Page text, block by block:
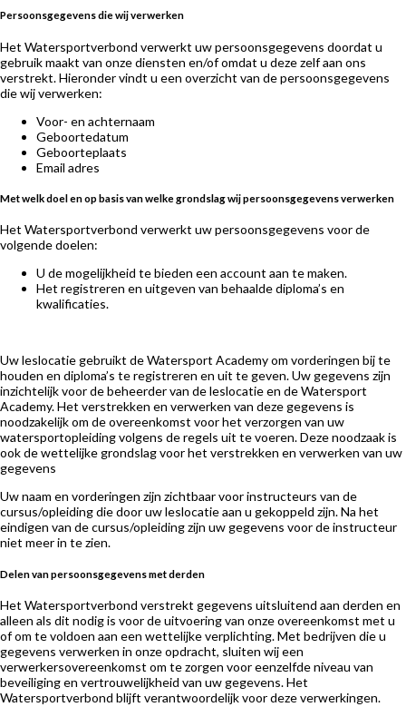
Persoonsgegevens die wij verwerken
Het Watersportverbond verwerkt uw persoonsgegevens doordat u
gebruik maakt van onze diensten en/of omdat u deze zelf aan ons
verstrekt. Hieronder vindt u een overzicht van de persoonsgegevens
die wij verwerken:
Voor- en achternaam
Geboortedatum
Geboorteplaats
Email adres
Met welk doel en op basis van welke grondslag wij persoonsgegevens verwerken
Het Watersportverbond verwerkt uw persoonsgegevens voor de
volgende doelen:
U de mogelijkheid te bieden een account aan te maken.
Het registreren en uitgeven van behaalde diploma’s en
kwalificaties.
Uw leslocatie gebruikt de Watersport Academy om vorderingen bij te
houden en diploma’s te registreren en uit te geven. Uw gegevens zijn
inzichtelijk voor de beheerder van de leslocatie en de Watersport
Academy. Het verstrekken en verwerken van deze gegevens is
noodzakelijk om de overeenkomst voor het verzorgen van uw
watersportopleiding volgens de regels uit te voeren. Deze noodzaak is
ook de wettelijke grondslag voor het verstrekken en verwerken van uw
gegevens
Uw naam en vorderingen zijn zichtbaar voor instructeurs van de
cursus/opleiding die door uw leslocatie aan u gekoppeld zijn. Na het
eindigen van de cursus/opleiding zijn uw gegevens voor de instructeur
niet meer in te zien.
Delen van persoonsgegevens met derden
Het Watersportverbond verstrekt gegevens uitsluitend aan derden en
alleen als dit nodig is voor de uitvoering van onze overeenkomst met u
of om te voldoen aan een wettelijke verplichting. Met bedrijven die u
gegevens verwerken in onze opdracht, sluiten wij een
verwerkersovereenkomst om te zorgen voor eenzelfde niveau van
beveiliging en vertrouwelijkheid van uw gegevens. Het
Watersportverbond blijft verantwoordelijk voor deze verwerkingen.